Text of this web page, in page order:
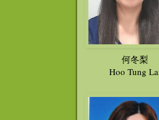
何冬梨
Hoo Tung